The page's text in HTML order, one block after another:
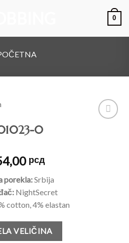
0
0
рсд
porekla:Srbija
NightSecret
cotton, 4% elastan
VELIČINA